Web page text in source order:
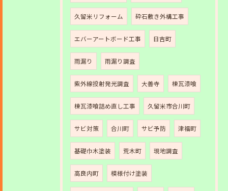
久留米リフォーム 砕石敷き外構工事
エバーアートボード工事 日吉町
雨漏り 雨漏り調査
紫外線投射発光調査 大善寺 棟瓦漆喰
棟瓦漆喰詰め直し工事 久留米市合川町
サビ対策 合川町 サビ予防 津福町
基礎巾木塗装 荒木町 現地調査
高良内町 模様付け塗装